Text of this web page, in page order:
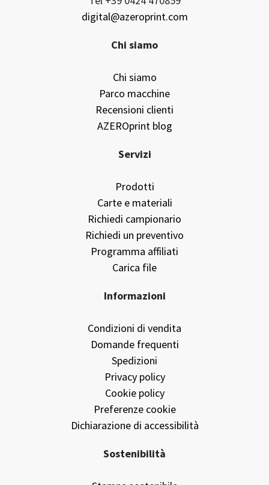
digital@azeroprint.com
Chi siamo
Chi siamo
Parco macchine
Recensioni clienti
AZEROprint blog
Servizi
Prodotti
Carte e materiali
Richiedi campionario
Richiedi un preventivo
Programma affiliati
Carica file
Informazioni
Condizioni di vendita
Domande frequenti
Spedizioni
Privacy policy
Cookie policy
Preferenze cookie
Dichiarazione di accessibilità
Sostenibilità